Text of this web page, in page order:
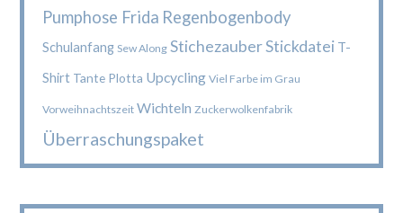
Pumphose Frida Regenbogenbody
Schulanfang Sew Along StichezauberStickdatei T-
Shirt Tante Plotta Upcycling Viel Farbe im Grau
Vorweihnachtszeit Wichteln Zuckerwolkenfabrik
Überraschungspaket